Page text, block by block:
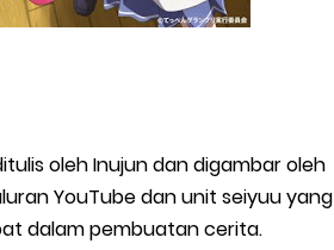
oleh Inujun dan digambar oleh
YouTube dan unit seiyuu yang
dalam pembuatan cerita.